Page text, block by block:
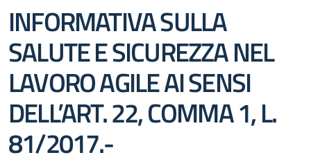
INFORMATIVA SULLA
SALUTE E SICUREZZA NEL
LAVORO AGILE AI SENSI
DELL’ART. 22, COMMA 1, L.
81/2017.-